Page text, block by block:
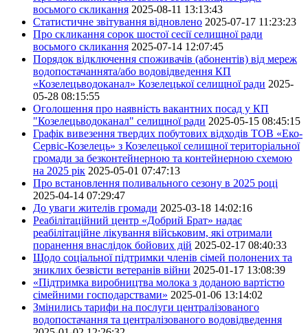
восьмого скликання 2025-08-11 13:13:43
Статистичне звітування відновлено 2025-07-17 11:23:23
Про скликання сорок шостої сесії селищної ради
восьмого скликання 2025-07-14 12:07:45
Порядок відключення споживачів (абонентів) від мереж
водопостачаннята/або водовідведення КП
«Козелецьводоканал» Козелецької селищної ради 2025-
05-28 08:15:55
Оголошення про наявність вакантних посад у КП
"Козелецьводоканал" селищної ради 2025-05-15 08:45:15
Графік вивезення твердих побутових відходів ТОВ «Еко-
Сервіс-Козелець» з Козелецької селищної територіальної
громади за безконтейнерною та контейнерною схемою
на 2025 рік 2025-05-01 07:47:13
Про встановлення поливального сезону в 2025 році
2025-04-14 07:29:47
До уваги жителів громади 2025-03-18 14:02:16
Реабілітаційний центр «Добрий Брат» надає
реабілітаційне лікування військовим, які отримали
поранення внаслідок бойових дій 2025-02-17 08:40:33
Щодо соціальної підтримки членів сімей полонених та
зниклих безвісти ветеранів війни 2025-01-17 13:08:39
«Підтримка виробництва молока з доданою вартістю
сімейними господарствами» 2025-01-06 13:14:02
Змінились тарифи на послуги централізованого
водопостачання та централізованого водовідведення